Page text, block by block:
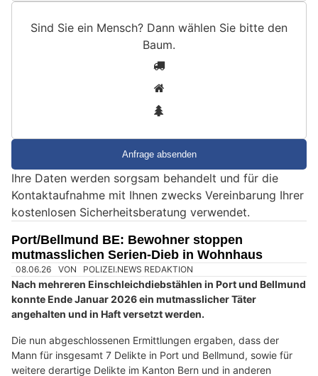
Sind Sie ein Mensch? Dann wählen Sie bitte den
Baum.
e
i
n
e
n
s
c
h
D
a
Ihre Daten werden sorgsam behandelt und für die
Kontaktaufnahme mit Ihnen zwecks Vereinbarung Ihrer
kostenlosen Sicherheitsberatung verwendet.
Port/Bellmund BE: Bewohner stoppen
mutmasslichen Serien-Dieb in Wohnhaus